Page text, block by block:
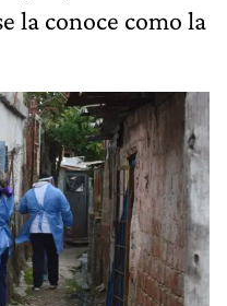
la conoce como la